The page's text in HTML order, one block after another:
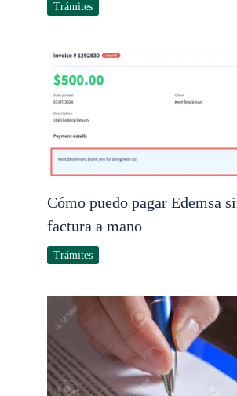
Trámites
Cómo puedo pagar Edemsa
factura a mano
Trámites